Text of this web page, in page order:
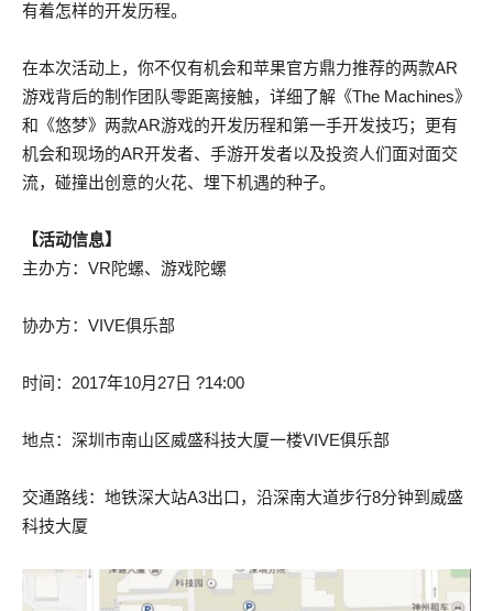
有着怎样的开发历程。
在本次活动上，你不仅有机会和苹果官方鼎力推荐的两款AR
游戏背后的制作团队零距离接触，详细了解《The Machines》
和《悠梦》两款AR游戏的开发历程和第一手开发技巧；更有
机会和现场的AR开发者、手游开发者以及投资人们面对面交
流，碰撞出创意的火花、埋下机遇的种子。
【活动信息】
主办方：VR陀螺、游戏陀螺
协办方：VIVE俱乐部
时间：2017年10月27日 ?14:00
地点：深圳市南山区威盛科技大厦一楼VIVE俱乐部
交通路线：地铁深大站A3出口，沿深南大道步行8分钟到威盛
科技大厦